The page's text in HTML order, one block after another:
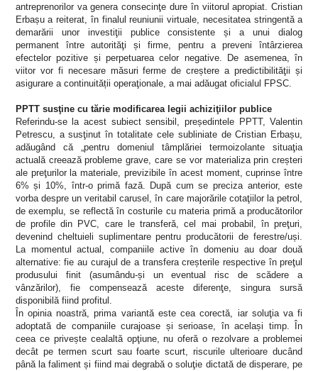
antreprenorilor va genera consecinţe dure în viitorul apropiat. Cristian
Erbașu a reiterat, în finalul reuniunii virtuale, necesitatea stringentă a
demarării unor investiţii publice consistente și a unui dialog
permanent între autorităţi și firme, pentru a preveni întârzierea
efectelor pozitive și perpetuarea celor negative. De asemenea, în
viitor vor fi necesare măsuri ferme de creștere a predictibilităţii și
asigurare a continuității operaţionale, a mai adăugat oficialul FPSC.
PPTT susţine cu tărie modificarea legii achiziţiilor publice
Referindu-se la acest subiect sensibil, președintele PPTT, Valentin
Petrescu, a susţinut în totalitate cele subliniate de Cristian Erbașu,
adăugând că „pentru domeniul tâmplăriei termoizolante situaţia
actuală creează probleme grave, care se vor materializa prin creșteri
ale preţurilor la materiale, previzibile în acest moment, cuprinse între
6% și 10%, într-o primă fază. După cum se preciza anterior, este
vorba despre un veritabil carusel, în care majorările cotaţiilor la petrol,
de exemplu, se reflectă în costurile cu materia primă a producătorilor
de profile din PVC, care le transferă, cel mai probabil, în preţuri,
devenind cheltuieli suplimentare pentru producătorii de ferestre/uși.
La momentul actual, companiile active în domeniu au doar două
alternative: fie au curajul de a transfera creșterile respective în preţul
produsului finit (asumându-și un eventual risc de scădere a
vânzărilor), fie compensează aceste diferenţe, singura sursă
disponibilă fiind profitul.
În opinia noastră, prima variantă este cea corectă, iar soluţia va fi
adoptată de companiile curajoase și serioase, în același timp. În
ceea ce privește cealaltă opţiune, nu oferă o rezolvare a problemei
decât pe termen scurt sau foarte scurt, riscurile ulterioare ducând
până la faliment și fiind mai degrabă o soluţie dictată de disperare, pe